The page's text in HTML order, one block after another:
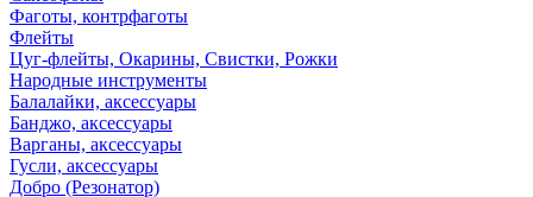
Фаготы, контрфаготы
Флейты
Цуг-флейты, Окарины, Свистки, Рожки
Народные инструменты
Балалайки, аксессуары
Банджо, аксессуары
Варганы, аксессуары
Гусли, аксессуары
Добро (Резонатор)